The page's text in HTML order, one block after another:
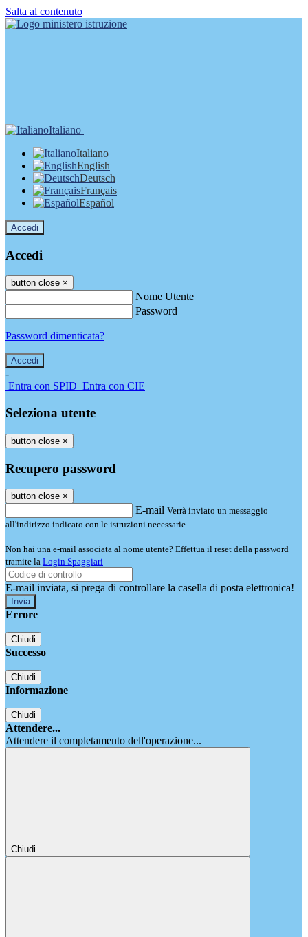
Salta al contenuto
Italiano
Italiano
English
Deutsch
Français
Español
Accedi
Accedi
button close ×
Nome Utente
Password
Password dimenticata?
-
Entra con SPID Entra con CIE
Seleziona utente
button close ×
Recupero password
button close ×
E-mail Verrà inviato un messaggio
all'indirizzo indicato con le istruzioni necessarie.
Non hai una e-mail associata al nome utente? Effettua il reset della password
tramite la Login Spaggiari
E-mail inviata, si prega di controllare la casella di posta elettronica!
Errore
Chiudi
Successo
Chiudi
Informazione
Chiudi
Attendere...
Attendere il completamento dell'operazione...
Chiudi